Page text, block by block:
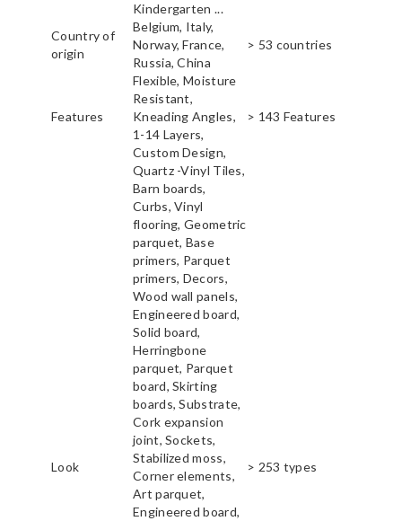
Kindergarten ...
Country of
origin
Belgium, Italy,
Norway, France,
Russia, China
> 53 countries
Features
Flexible, Moisture
Resistant,
Kneading Angles,
1-14 Layers,
Custom Design,
> 143 Features
Look
Quartz -Vinyl Tiles,
Barn boards,
Curbs, Vinyl
flooring, Geometric
parquet, Base
primers, Parquet
primers, Decors,
Wood wall panels,
Engineered board,
Solid board,
Herringbone
parquet, Parquet
board, Skirting
boards, Substrate,
Cork expansion
joint, Sockets,
Stabilized moss,
Corner elements,
Art parquet,
Engineered board,
> 253 types